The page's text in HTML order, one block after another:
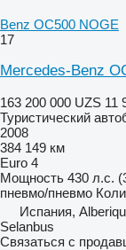
Benz OC500 NOGE
17
Mercedes-Benz
163 200 000 UZS 11
Туристический
2008
384 149 км
Euro 4
Мощность 430 л.с.
пневмо/пневмо
Испания,
Selanbus
Связаться с